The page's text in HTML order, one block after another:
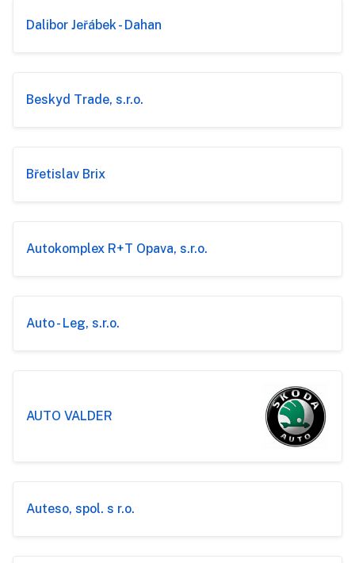
Dalibor Jeřábek - Dahan
Beskyd Trade, s.r.o.
Břetislav Brix
Autokomplex R+T Opava, s.r.o.
Auto - Leg, s.r.o.
AUTO VALDER
Auteso, spol. s r.o.